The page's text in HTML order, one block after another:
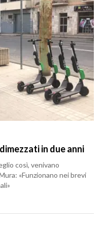
in due anni
così, venivano
«Funzionano nei brevi